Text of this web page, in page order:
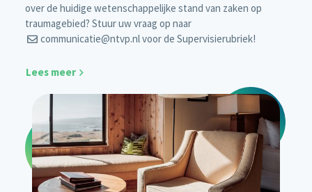
over de huidige wetenschappelijke stand van zaken op
traumagebied? Stuur uw vraag op naar
communicatie@ntvp.nlvoor de Supervisierubriek!
Lees meer